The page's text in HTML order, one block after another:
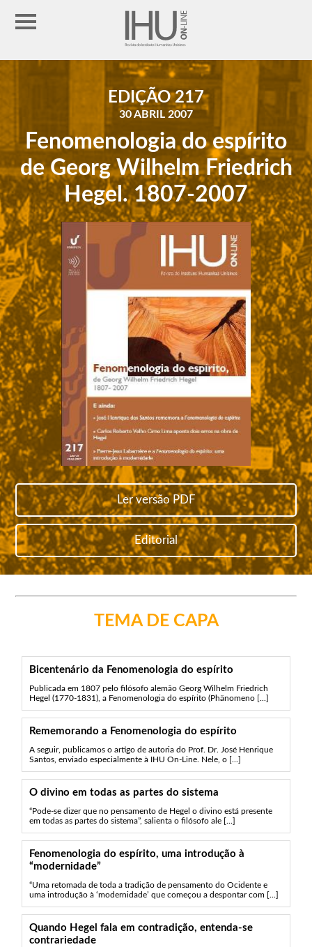
EDIÇÃO 217
30 ABRIL 2007
Fenomenologia do espírito
de Georg Wilhelm Friedrich
Hegel. 1807-2007
Ler versão PDF
Editorial
TEMA DE CAPA
Bicentenário da Fenomenologia do espírito
Publicada em 1807 pelo filósofo alemão Georg Wilhelm Friedrich
Hegel (1770-1831), a Fenomenologia do espírito (Phänomeno [...]
Rememorando a Fenomenologia do espírito
A seguir, publicamos o artigo de autoria do Prof. Dr. José Henrique
Santos, enviado especialmente à IHU On-Line. Nele, o [...]
O divino em todas as partes do sistema
“Pode-se dizer que no pensamento de Hegel o divino está presente
em todas as partes do sistema”, salienta o filósofo ale [...]
Fenomenologia do espírito, uma introdução à
“modernidade”
“Uma retomada de toda a tradição de pensamento do Ocidente e
uma introdução à ‘modernidade’ que começou a despontar com [...]
Quando Hegel fala em contradição, entenda-se
contrariedade